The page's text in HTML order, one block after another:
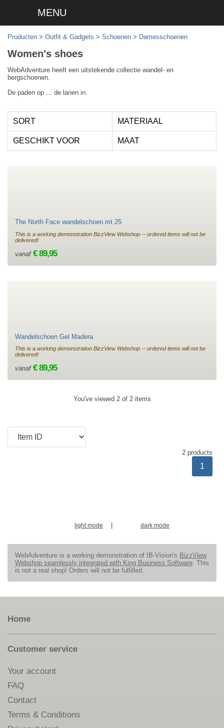
MENU
Producten > Outfit & Gadgets > Schoenen > Damesschoenen
Women's shoes
WebAdventure heeft een uitstekende collectie wandel- en
bergschoenen.
De paden op ... de lanen in.
SORT MATERIAAL
GESCHIKT VOOR MAAT
The North Face wandelschoen mt 25
This is a working demonstration BizzView Webshop -- ordered items will not be
delivered!
vanaf € 89,95
Wandelschoen Gel Madera
This is a working demonstration BizzView Webshop -- ordered items will not be
delivered!
vanaf € 89,95
You've viewed 2 of 2 items
2 products
1
light mode dark mode
WebAdventure is a working demonstration of IB-Vision's BizzView
Webshop seamlessly integrated with King Business Software. This
is not a real shop! Orders will not be fulfilled.
Home
Customer service
Your account
FAQ
Contact
Terms & Conditions